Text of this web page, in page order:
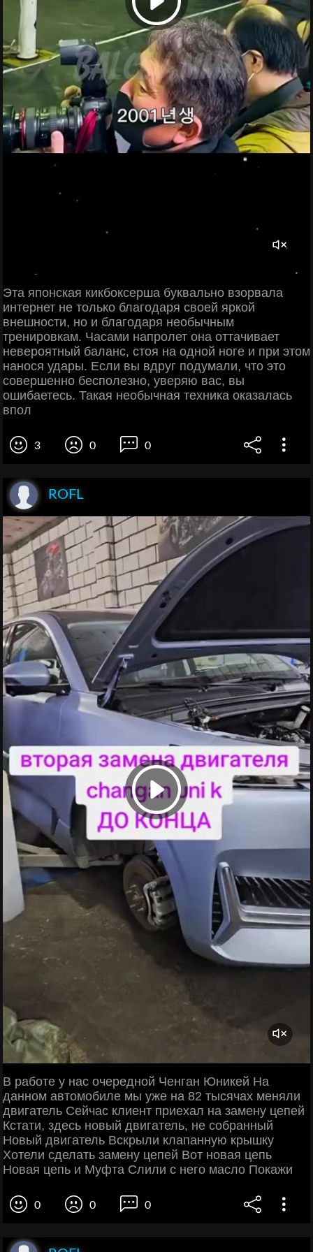
Эта японская кикбоксерша буквально взорвала
интернет не только благодаря своей яркой
внешности, но и благодаря необычным
тренировкам. Часами напролет она оттачивает
невероятный баланс, стоя на одной ноге и при этом
нанося удары. Если вы вдруг подумали, что это
совершенно бесполезно, уверяю вас, вы
ошибаетесь. Такая необычная техника оказалась
впол
3 0 0
ROFL
В работе у нас очередной Ченган Юникей На
данном автомобиле мы уже на 82 тысячах меняли
двигатель Сейчас клиент приехал на замену цепей
Кстати, здесь новый двигатель, не собранный
Новый двигатель Вскрыли клапанную крышку
Хотели сделать замену цепей Вот новая цепь
Новая цепь и Муфта Слили с него масло Покажи
0 0 0